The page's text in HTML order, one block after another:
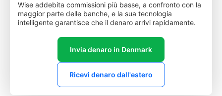
Wise addebita commissioni più basse, a confronto con la
maggior parte delle banche, e la sua tecnologia
intelligente garantisce che il denaro arrivi rapidamente.
Invia denaro in Denmark
Ricevi denaro dall'estero